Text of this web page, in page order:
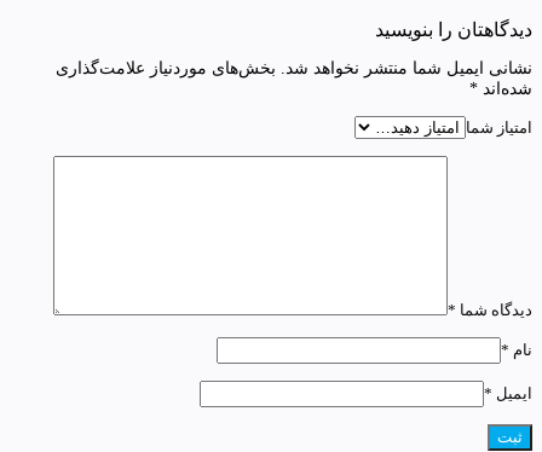
دیدگاهتان را بنویسید
نشانی ایمیل شما منتشر نخواهد شد. بخش‌های موردنیاز علامت‌گذاری
شده‌اند *
امتیاز شما
دیدگاه شما *
نام *
ایمیل *